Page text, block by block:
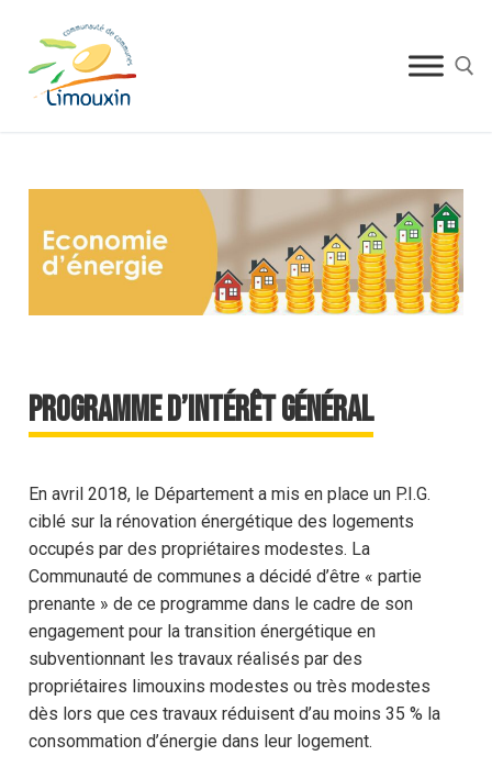
Programme d’intérêt général
En avril 2018, le Département a mis en place un P.I.G.
ciblé sur la rénovation énergétique des logements
occupés par des propriétaires modestes. La
Communauté de communes a décidé d’être « partie
prenante » de ce programme dans le cadre de son
engagement pour la transition énergétique en
subventionnant les travaux réalisés par des
propriétaires limouxins modestes ou très modestes
dès lors que ces travaux réduisent d’au moins 35 % la
consommation d’énergie dans leur logement.